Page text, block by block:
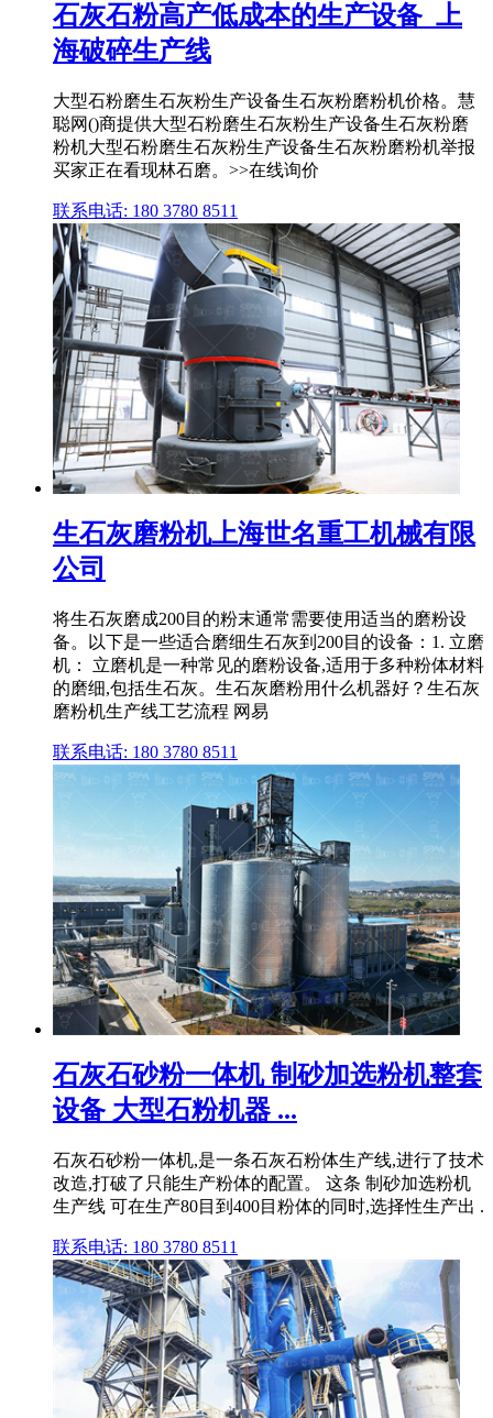
石灰石粉高产低成本的生产设备_上
海破碎生产线
大型石粉磨生石灰粉生产设备生石灰粉磨粉机价格。慧
聪网()商提供大型石粉磨生石灰粉生产设备生石灰粉磨
粉机大型石粉磨生石灰粉生产设备生石灰粉磨粉机举报
买家正在看现林石磨。>>在线询价
联系电话: 180 3780 8511
生石灰磨粉机上海世名重工机械有限
公司
将生石灰磨成200目的粉末通常需要使用适当的磨粉设
备。以下是一些适合磨细生石灰到200目的设备：1. 立磨
机： 立磨机是一种常见的磨粉设备,适用于多种粉体材料
的磨细,包括生石灰。生石灰磨粉用什么机器好？生石灰
磨粉机生产线工艺流程 网易
联系电话: 180 3780 8511
石灰石砂粉一体机 制砂加选粉机整套
设备 大型石粉机器 ...
石灰石砂粉一体机,是一条石灰石粉体生产线,进行了技术
改造,打破了只能生产粉体的配置。 这条 制砂加选粉机
生产线 可在生产80目到400目粉体的同时,选择性生产出 .
联系电话: 180 3780 8511